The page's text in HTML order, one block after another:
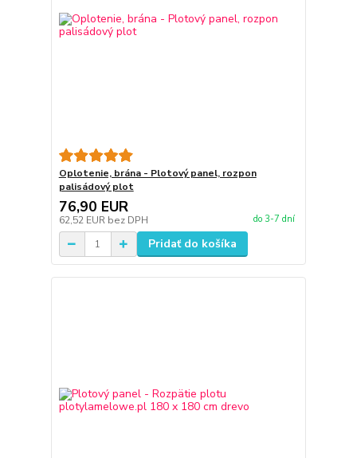
Oplotenie, brána - Plotový panel, rozpon
palisádový plot
76,90 EUR
62,52 EUR bez DPH do 3-7 dní
Pridať do košíka